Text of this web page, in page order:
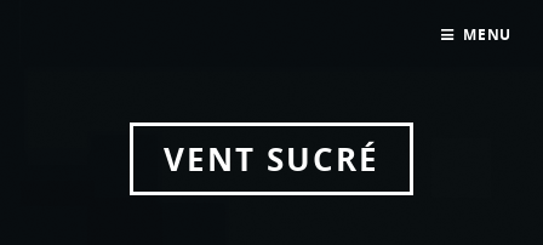
VENT SUCRÉ
MENU